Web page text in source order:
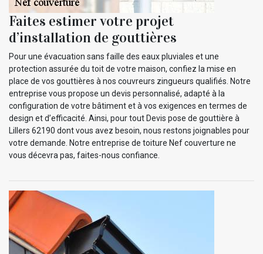
Faites estimer votre projet
d’installation de gouttières
Pour une évacuation sans faille des eaux pluviales et une
protection assurée du toit de votre maison, confiez la mise en
place de vos gouttières à nos couvreurs zingueurs qualifiés. Notre
entreprise vous propose un devis personnalisé, adapté à la
configuration de votre bâtiment et à vos exigences en termes de
design et d’efficacité. Ainsi, pour tout Devis pose de gouttière à
Lillers 62190 dont vous avez besoin, nous restons joignables pour
votre demande. Notre entreprise de toiture Nef couverture ne
vous décevra pas, faites-nous confiance.